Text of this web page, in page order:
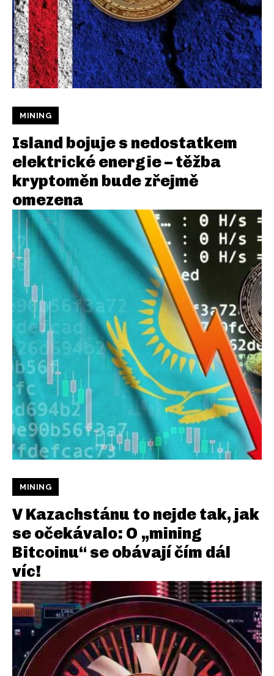
MINING
Island bojuje s nedostatkem
elektrické energie – těžba
kryptoměn bude zřejmě
omezena
MINING
V Kazachstánu to nejde tak, jak
se očekávalo: O „mining
Bitcoinu“ se obávají čím dál
víc!